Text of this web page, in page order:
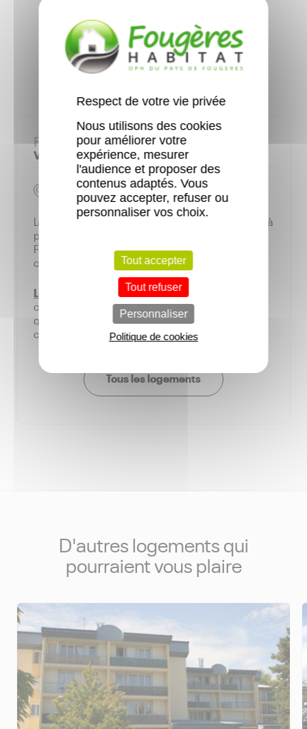
Ce logement m’intéresse
Fougères SERMANDIERE
Voir le lieu
DU 159 AU 165 RUE DE NANTES • Fougères
La Sermandière est un quartier de Fougères situé à
proximité du centre ville. Les 64 logements
Fougères Habitat sont répartis du rez-de-
chaussée surélevé au 3èmeétage.
Les +
: interphone, cave individuelle, locaux
communs, parking extérieur et en plein cœur du
quartier : grands espaces verts, aire de
compostage collectif.
Tous les logements
D'autres logements qui
pourraient vous plaire
Respect de votre vie privée
Nous utilisons des cookies
pour améliorer votre
expérience, mesurer
l'audience et proposer des
contenus adaptés. Vous
pouvez accepter, refuser ou
personnaliser vos choix.
Tout accepter
Tout refuser
Personnaliser
Politique de cookies